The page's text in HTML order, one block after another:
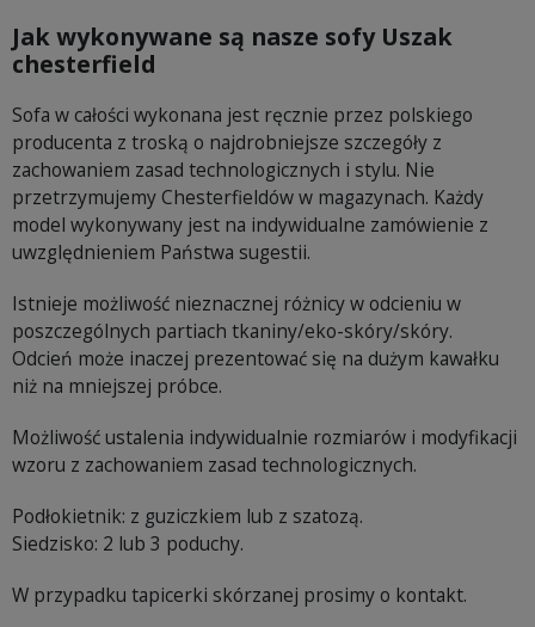
Jak wykonywane są nasze sofy Uszak
chesterfield
Sofa w całości wykonana jest ręcznie przez polskiego
producenta z troską o najdrobniejsze szczegóły z
zachowaniem zasad technologicznych i stylu. Nie
przetrzymujemy Chesterfieldów w magazynach. Każdy
model wykonywany jest na indywidualne zamówienie z
uwzględnieniem Państwa sugestii.
Istnieje możliwość nieznacznej różnicy w odcieniu w
poszczególnych partiach tkaniny/eko-skóry/skóry.
Odcień może inaczej prezentować się na dużym kawałku
niż na mniejszej próbce.
Możliwość ustalenia indywidualnie rozmiarów i modyfikacji
wzoru z zachowaniem zasad technologicznych.
Podłokietnik: z guziczkiem lub z szatozą.
Siedzisko: 2 lub 3 poduchy.
W przypadku tapicerki skórzanej prosimy o kontakt.